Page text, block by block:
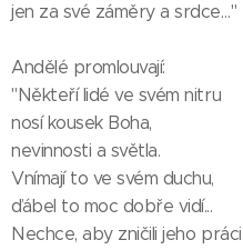
jen za své záměry a srdce…"
Andělé promlouvají:
"Někteří lidé ve svém nitru
nosí kousek Boha,
nevinnosti a světla.
Vnímají to ve svém duchu,
ďábel to moc dobře vidí...
Nechce, aby zničili jeho práci.